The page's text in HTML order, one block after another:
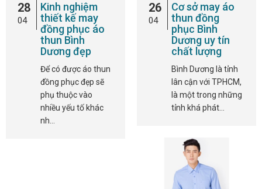
28
04
Kinh nghiệm
thiết kế may
đồng phục áo
thun Bình
Dương đẹp
Để có được áo thun
đồng phục đẹp sẽ
phụ thuộc vào
nhiều yếu tố khác
nh…
26
04
Cơ sở may áo
thun đồng
phục Bình
Dương uy tín
chất lượng
Bình Dương là tỉnh
lân cận với TPHCM,
là một trong những
tỉnh khá phát…